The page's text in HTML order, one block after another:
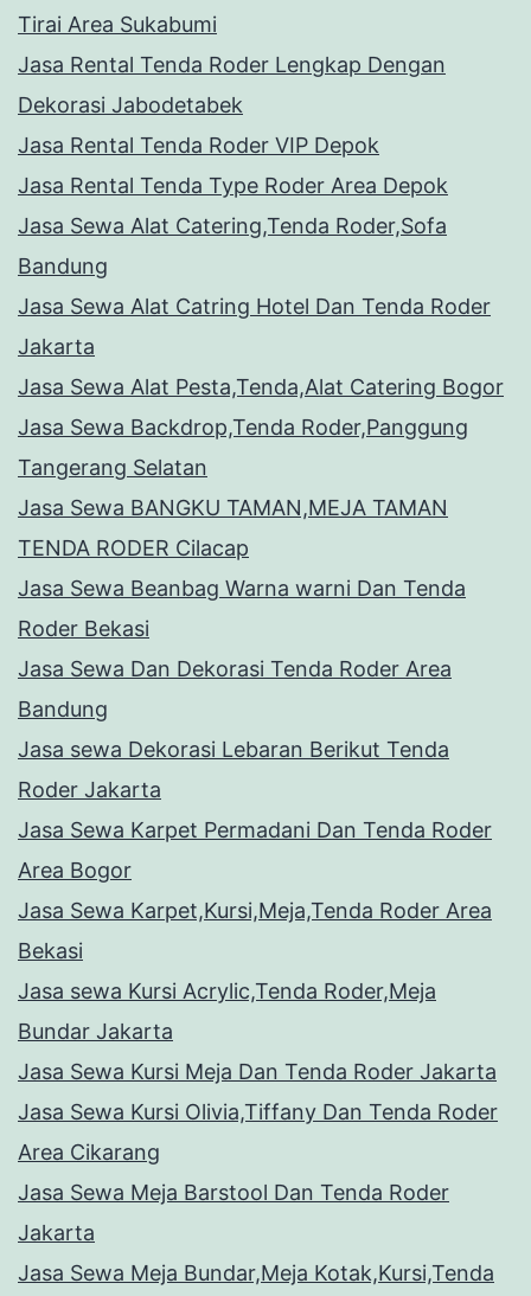
Tirai Area Sukabumi
Jasa Rental Tenda Roder Lengkap Dengan
Dekorasi Jabodetabek
Jasa Rental Tenda Roder VIP Depok
Jasa Rental Tenda Type Roder Area Depok
Jasa Sewa Alat Catering,Tenda Roder,Sofa
Bandung
Jasa Sewa Alat Catring Hotel Dan Tenda Roder
Jakarta
Jasa Sewa Alat Pesta,Tenda,Alat Catering Bogor
Jasa Sewa Backdrop,Tenda Roder,Panggung
Tangerang Selatan
Jasa Sewa BANGKU TAMAN,MEJA TAMAN
TENDA RODER Cilacap
Jasa Sewa Beanbag Warna warni Dan Tenda
Roder Bekasi
Jasa Sewa Dan Dekorasi Tenda Roder Area
Bandung
Jasa sewa Dekorasi Lebaran Berikut Tenda
Roder Jakarta
Jasa Sewa Karpet Permadani Dan Tenda Roder
Area Bogor
Jasa Sewa Karpet,Kursi,Meja,Tenda Roder Area
Bekasi
Jasa sewa Kursi Acrylic,Tenda Roder,Meja
Bundar Jakarta
Jasa Sewa Kursi Meja Dan Tenda Roder Jakarta
Jasa Sewa Kursi Olivia,Tiffany Dan Tenda Roder
Area Cikarang
Jasa Sewa Meja Barstool Dan Tenda Roder
Jakarta
Jasa Sewa Meja Bundar,Meja Kotak,Kursi,Tenda